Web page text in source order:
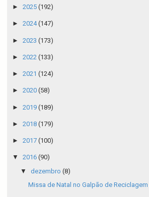
► 2025 (192)
► 2024(147)
► 2023 (173)
► 2022 (133)
► 2021 (124)
► 2020 (58)
► 2019 (189)
► 2018 (179)
► 2017 (100)
▼ 2016 (90)
▼ dezembro (8)
Missa de Natal no Galpão de Reciclagem